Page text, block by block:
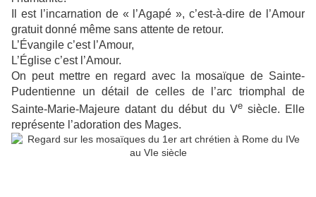
Il est l’incarnation de « l’Agapé », c’est-à-dire de l’Amour
gratuit donné même sans attente de retour.
L’Évangile c’est l’Amour,
L’Église c’est l’Amour.
On peut mettre en regard avec la mosaïque de Sainte-
Pudentienne un détail de celles de l’arc triomphal de
Sainte-Marie-Majeure datant du début du Vesiècle. Elle
représente l’adoration des Mages.